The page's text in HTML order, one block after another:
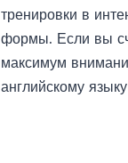
тренировки в
формы. Если вы
максимум
английскому